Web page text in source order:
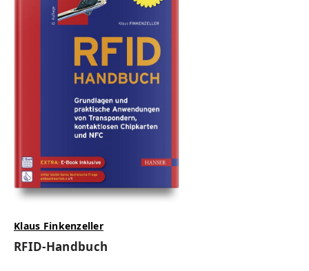
Klaus Finkenzeller
RFID-Handbuch